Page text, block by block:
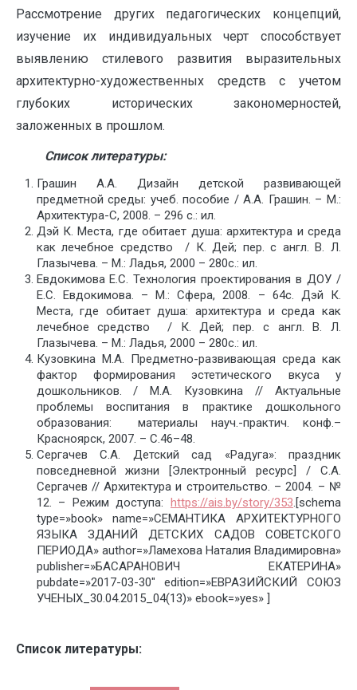
Рассмотрение других педагогических концепций,
изучение их индивидуальных черт способствует
выявлению стилевого развития выразительных
архитектурно-художественных средств с учетом
глубоких исторических закономерностей,
заложенных в прошлом.
Список литературы:
Грашин А.А. Дизайн детской развивающей
предметной среды: учеб. пособие / А.А. Грашин. – М.:
Архитектура-С, 2008. – 296 с.: ил.
Дэй К. Места, где обитает душа: архитектура и среда
как лечебное средство / К. Дей; пер. с англ. В. Л.
Глазычева. – М.: Ладья, 2000 – 280с.: ил.
Евдокимова Е.С. Технология проектирования в ДОУ /
Е.С. Евдокимова. – М.: Сфера, 2008. – 64с. Дэй К.
Места, где обитает душа: архитектура и среда как
лечебное средство / К. Дей; пер. с англ. В. Л.
Глазычева. – М.: Ладья, 2000 – 280с.: ил.
Кузовкина М.А. Предметно-развивающая среда как
фактор формирования эстетического вкуса у
дошкольников. / М.А. Кузовкина // Актуальные
проблемы воспитания в практике дошкольного
образования: материалы науч.-практич. конф.–
Красноярск, 2007. – С.46–48.
Сергачев С.А. Детский сад «Радуга»: праздник
повседневной жизни [Электронный ресурс] / С.А.
Сергачев // Архитектура и строительство. – 2004. – №
12. – Режим доступа: https://ais.by/story/353.[schema
type=»book» name=»СЕМАНТИКА АРХИТЕКТУРНОГО
ЯЗЫКА ЗДАНИЙ ДЕТСКИХ САДОВ СОВЕТСКОГО
ПЕРИОДА» author=»Ламехова Наталия Владимировна»
publisher=»БАСАРАНОВИЧ ЕКАТЕРИНА»
pubdate=»2017-03-30″ edition=»ЕВРАЗИЙСКИЙ СОЮЗ
УЧЕНЫХ_30.04.2015_04(13)» ebook=»yes» ]
Список литературы: